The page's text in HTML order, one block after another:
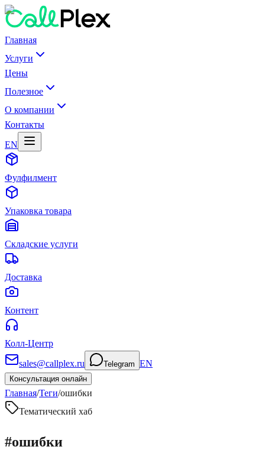
Главная
Услуги
Цены
Полезное
О компании
Контакты
EN
Фулфилмент
Упаковка товара
Складские услуги
Доставка
Контент
Колл-Центр
sales@callplex.ru
Telegram EN
Консультация онлайн
Главная/Теги/ошибки
Тематический хаб
#ошибки